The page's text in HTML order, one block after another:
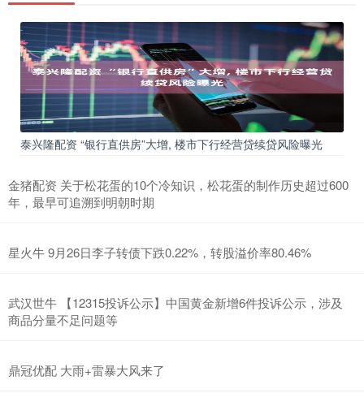
泰兴隆配资 “银行直供房”大增, 楼市下行经营贷续贷风险曝光
金猪配资 关于松花蛋的10个冷知识，松花蛋的制作历史超过600
年，最早可追溯到明朝时期
星火牛 9月26日李子转债下跌0.22%，转股溢价率80.46%
武汉世牛 【12315投诉公示】中国黄金新增6件投诉公示，涉及
商品分量不足问题等
鼎冠优配 大雨+雷暴大风来了